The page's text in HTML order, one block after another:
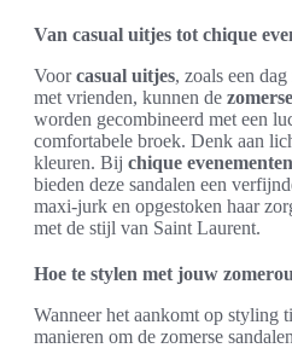
Van casual uitjes tot chique
Voorcasual uitjes, zoals een
met vrienden, kunnen de
worden gecombineerd met een
comfortabele broek. Denk aan
kleuren. Bij chique evenementen
bieden deze sandalen een
maxi-jurk en opgestoken haar
met de stijl van Saint Laurent.
Hoe te stylen met jouw
Wanneer het aankomt op styling
manieren om de zomerse